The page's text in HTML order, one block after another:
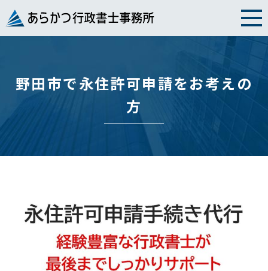
Skip
to
content
野田市で永住許可申請をお考えの
方